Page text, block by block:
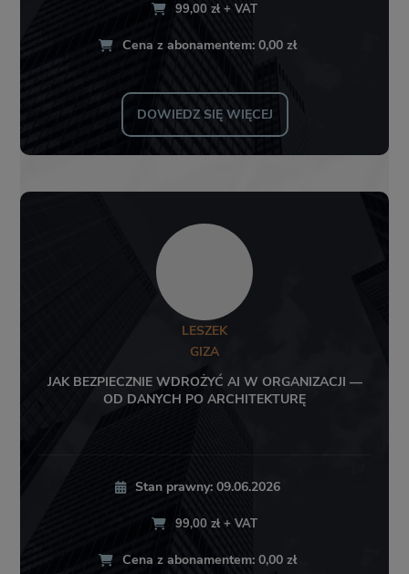
99,00 zł + VAT
Cena z abonamentem: 0,00 zł
DOWIEDZ SIĘ WIĘCEJ
LESZEK
GIZA
JAK BEZPIECZNIE WDROŻYĆ AI W ORGANIZACJI —
OD DANYCH PO ARCHITEKTURĘ
Stan prawny: 09.06.2026
99,00 zł + VAT
Cena z abonamentem: 0,00 zł